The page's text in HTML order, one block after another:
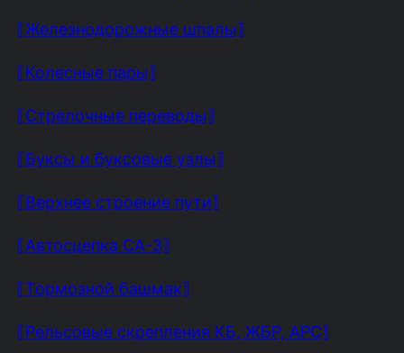
⟦Железнодорожные шпалы⟧
⟦Колесные пары⟧
⟦Стрелочные переводы⟧
⟦Буксы и буксовые узлы⟧
⟦Верхнее строение пути⟧
⟦Автосцепка СА-3⟧
⟦Тормозной башмак⟧
⟦Рельсовые скрепления КБ, ЖБР, АРС⟧